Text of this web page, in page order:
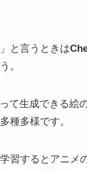
と言うときは
。
て生成できる絵
種多様です。
習するとアニメ